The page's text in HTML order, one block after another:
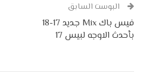
البوست السابق
فيس باك Mix جديد 17-18
بأحدث الاوجه لبيس 17